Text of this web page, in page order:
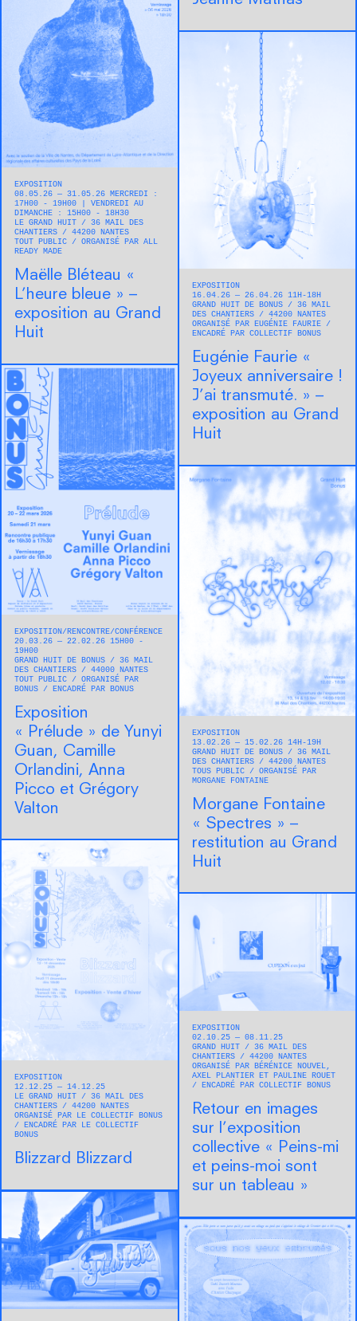
EXPOSITION
08.05.26 — 31.05.26 MERCREDI :
17H00 - 19H00 | VENDREDI AU
DIMANCHE : 15H00 - 18H30
LE GRAND HUIT
36 MAIL DES
CHANTIERS
44200 NANTES
TOUT PUBLIC
ORGANISÉ PAR ALL
READY MADE
Maëlle Bléteau « ​
L’heure bleue » –
exposition au Grand
Huit
EXPOSITION
16.04.26 — 26.04.26 11H-18H
GRAND HUIT DE BONUS
36 MAIL
DES CHANTIERS
44200 NANTES
ORGANISÉ PAR EUGÉNIE FAURIE
ENCADRÉ PAR COLLECTIF BONUS
Eugénie Faurie « ​
Joyeux anniversaire !
J’ai transmuté. » –
exposition au Grand
Huit
EXPOSITION
RENCONTRE/CONFÉRENCE
20.03.26 — 22.02.26 15H00 -
19H00
GRAND HUIT DE BONUS
36 MAIL
DES CHANTIERS
44000 NANTES
TOUT PUBLIC
ORGANISÉ PAR
BONUS
ENCADRÉ PAR BONUS
Exposition
« Prélude » de Yunyi
Guan, Camille
Orlandini, Anna
Picco et Grégory
Valton
EXPOSITION
13.02.26 — 15.02.26 14H-19H
GRAND HUIT DE BONUS
36 MAIL
DES CHANTIERS
44200 NANTES
TOUS PUBLIC
ORGANISÉ PAR
MORGANE FONTAINE
Morgane Fontaine
« Spectres » –
restitution au Grand
Huit
EXPOSITION
12.12.25 — 14.12.25
LE GRAND HUIT
36 MAIL DES
CHANTIERS
44200 NANTES
ORGANISÉ PAR LE COLLECTIF BONUS
ENCADRÉ PAR LE COLLECTIF
BONUS
Blizzard Blizzard
EXPOSITION
02.10.25 — 08.11.25
GRAND HUIT
36 MAIL DES
CHANTIERS
44200 NANTES
ORGANISÉ PAR BÉRÉNICE NOUVEL,
AXEL PLANTIER ET PAULINE ROUET
ENCADRÉ PAR COLLECTIF BONUS
Retour en images
sur l’exposition
collective « Peins-mi
et peins-moi sont
sur un tableau »